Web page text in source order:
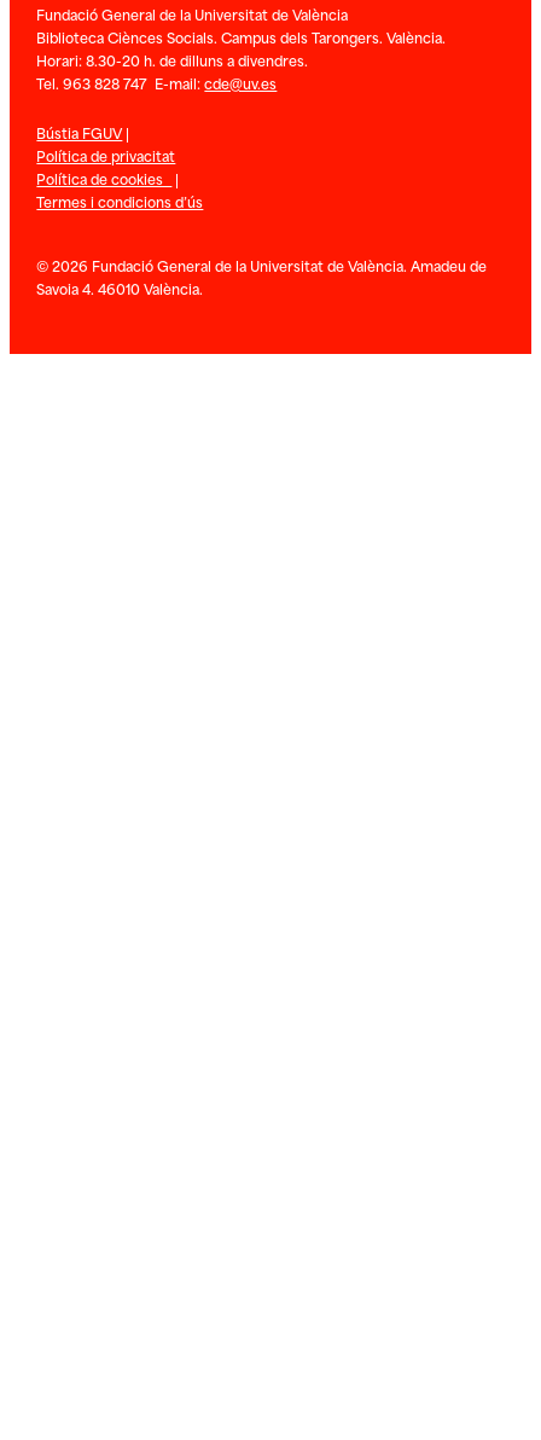
Fundació General de la Universitat de València
Biblioteca Ciènces Socials. Campus dels Tarongers. València.
Horari: 8.30-20 h. de dilluns a divendres.
Tel. 963 828 747 E-mail:cde@uv.es
Bústia FGUV|
Política de privacitat
Política de cookies |
Termes i condicions d’ús
© 2026 Fundació General de la Universitat de València. Amadeu de
Savoia 4. 46010 València.